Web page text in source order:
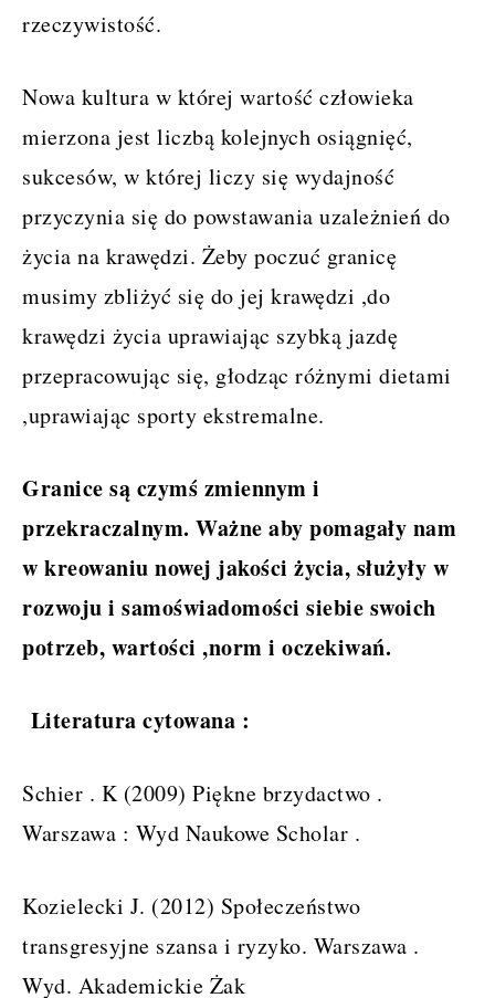
rzeczywistość.
Nowa kultura w której wartość człowieka
mierzona jest liczbą kolejnych osiągnięć,
sukcesów, w której liczy się wydajność
przyczynia się do powstawania uzależnień do
życia na krawędzi. Żeby poczuć granicę
musimy zbliżyć się do jej krawędzi ,do
krawędzi życia uprawiając szybką jazdę
przepracowując się, głodząc różnymi dietami
,uprawiając sporty ekstremalne.
Granice są czymś zmiennym i
przekraczalnym. Ważne aby pomagały nam
w kreowaniu nowej jakości życia, służyły w
rozwoju i samoświadomości siebie swoich
potrzeb, wartości ,norm i oczekiwań.
Literatura cytowana :
Schier . K (2009) Piękne brzydactwo .
Warszawa : Wyd Naukowe Scholar .
Kozielecki J. (2012) Społeczeństwo
transgresyjne szansa i ryzyko. Warszawa .
Wyd. Akademickie Żak